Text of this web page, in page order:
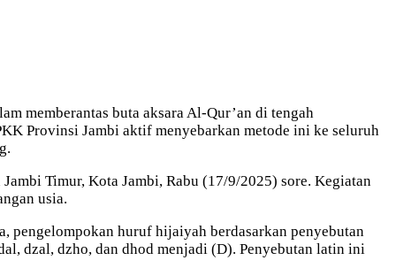
memberantas buta aksara Al-Qur’an di tengah
Provinsi Jambi aktif menyebarkan metode ini ke seluruh
Timur, Kota Jambi, Rabu (17/9/2025) sore. Kegiatan
usia.
pengelompokan huruf hijaiyah berdasarkan penyebutan
dzal, dzho, dan dhod menjadi (D). Penyebutan latin ini